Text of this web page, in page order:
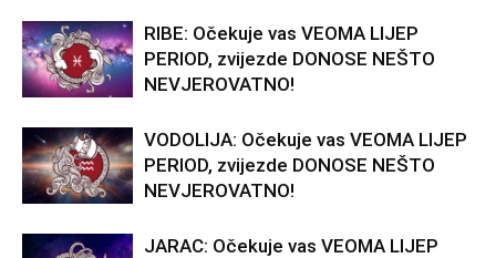
RIBE: Očekuje vas VEOMA LIJEP
PERIOD, zvijezde DONOSE NEŠTO
NEVJEROVATNO!
VODOLIJA: Očekuje vas VEOMA LIJEP
PERIOD, zvijezde DONOSE NEŠTO
NEVJEROVATNO!
JARAC: Očekuje vas VEOMA LIJEP